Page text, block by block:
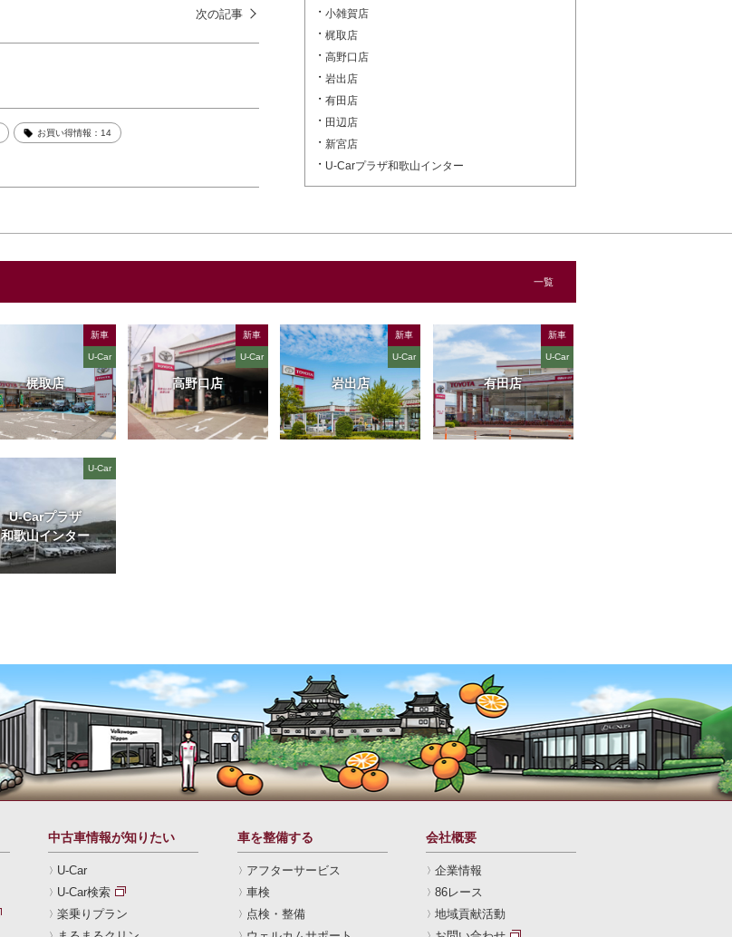
次の記事
お買い得情報：14
小雑賀店
梶取店
高野口店
岩出店
有田店
田辺店
新宮店
U-Carプラザ和歌山インター
一覧
梶取店
新車
U-Car
高野口店
新車
U-Car
岩出店
新車
U-Car
有田店
新車
U-Car
U-Carプラザ
和歌山インター
U-Car
中古車情報が知りたい
U-Car
U-Car検索
楽乗りプラン
車を整備する
アフターサービス
車検
点検・整備
会社概要
企業情報
86レース
地域貢献活動